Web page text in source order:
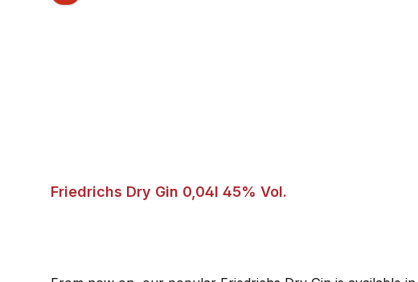
Friedrichs Dry Gin 0,04l 45% Vol.